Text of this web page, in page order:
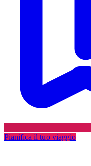
Pianifica il tuo viaggio